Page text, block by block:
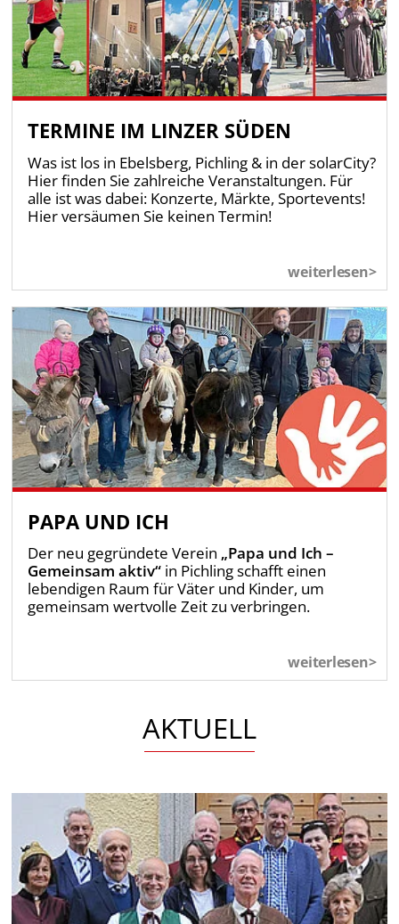
TERMINE IM LINZER SÜDEN
Was ist los in Ebelsberg, Pichling & in der solarCity?
Hier finden Sie zahlreiche Veranstaltungen. Für
alle ist was dabei: Konzerte, Märkte, Sportevents!
Hier versäumen Sie keinen Termin!
weiterlesen>
PAPA UND ICH
Der neu gegründete Verein „Papa und Ich –
Gemeinsam aktiv“ in Pichling schafft einen
lebendigen Raum für Väter und Kinder, um
gemeinsam wertvolle Zeit zu verbringen.
weiterlesen>
AKTUELL